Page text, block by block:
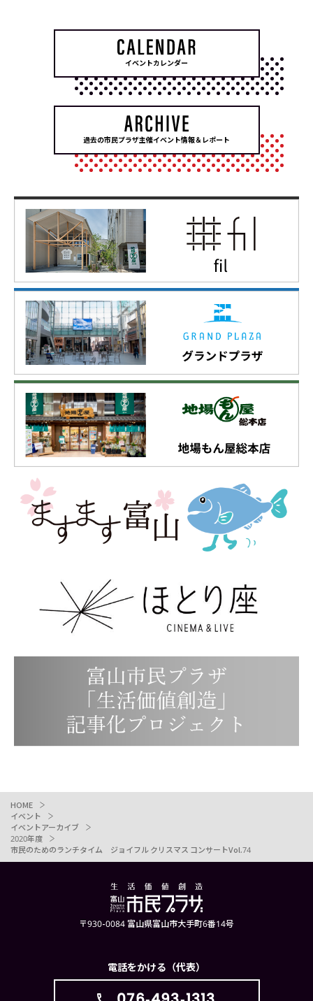
イベントカレンダー
過去の市民プラザ主催イベント情報＆レポート
HOME
イベント
イベントアーカイブ
2020年度
市民のためのランチタイム ジョイフル クリスマス コンサートVol.74
〒930-0084 富山県富山市大手町6番14号
電話をかける（代表）